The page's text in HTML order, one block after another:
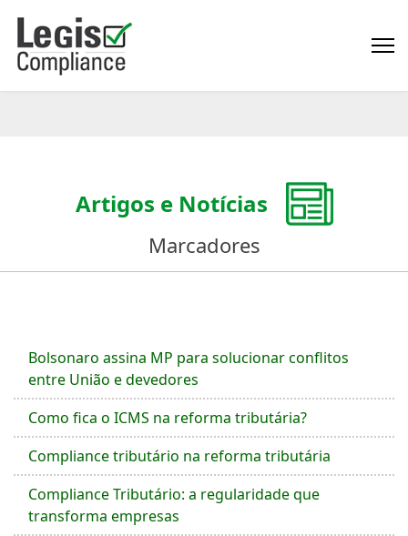
Artigos e Notícias
Marcadores
Bolsonaro assina MP para solucionar conflitos
entre União e devedores
Como fica o ICMS na reforma tributária?
Compliance tributário na reforma tributária
Compliance Tributário: a regularidade que
transforma empresas